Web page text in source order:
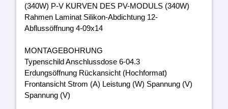
(340W) P-V KURVEN DES PV-MODULS (340W)
Rahmen Laminat Silikon-Abdichtung 12-
Abflussöffnung 4-09x14
MONTAGEBOHRUNG
Typenschild Anschlussdose 6-04.3
Erdungsöffnung Rückansicht (Hochformat)
Frontansicht Strom (A) Leistung (W) Spannung (V)
Spannung (V)